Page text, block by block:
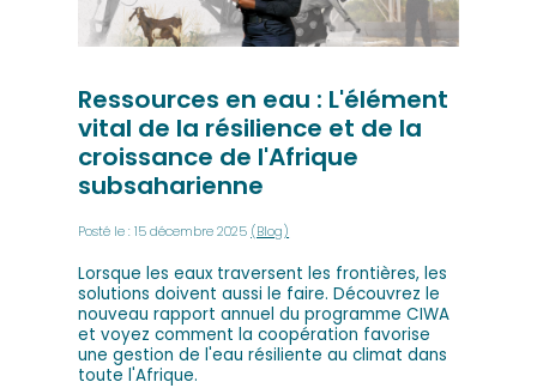
Ressources en eau : L'élément
vital de la résilience et de la
croissance de l'Afrique
subsaharienne
Posté le : 15 décembre 2025 (Blog)
Lorsque les eaux traversent les frontières, les
solutions doivent aussi le faire. Découvrez le
nouveau rapport annuel du programme CIWA
et voyez comment la coopération favorise
une gestion de l'eau résiliente au climat dans
toute l'Afrique.